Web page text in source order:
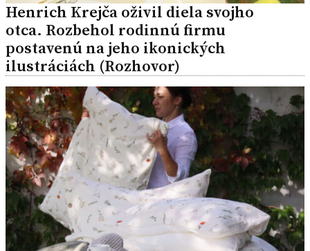
Henrich Krejča oživil diela svojho
otca. Rozbehol rodinnú firmu
postavenú na jeho ikonických
ilustráciách (Rozhovor)